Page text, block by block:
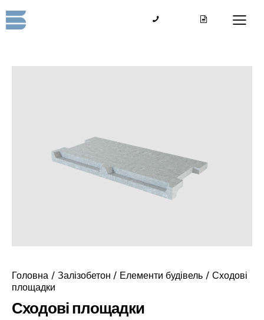
Головна Залізобетон Елементи будівель
Сходові
площадки
Сходові площадки